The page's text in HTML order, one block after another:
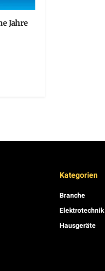
Jahre
Kategorien
Branche
Elektrotechnik
Hausgeräte